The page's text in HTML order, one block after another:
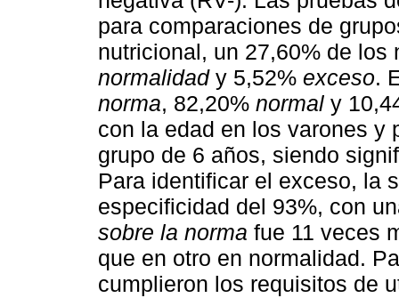
para comparaciones de
nutricional, un 27,60% de
normalidady 5,52% exceso.
norma, 82,20% normal y
con la edad en los varones y
grupo de 6 años, siendo
Para identificar el exceso, la
especificidad del 93%, con
sobre la norma fue 11 veces
que en otro en normalidad.
cumplieron los requisitos de